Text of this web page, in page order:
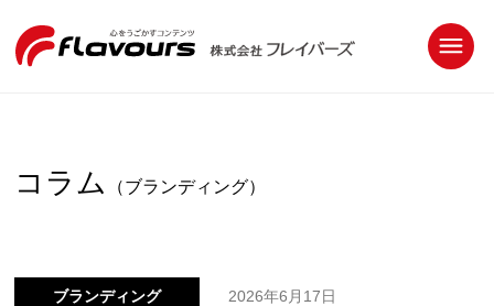
コラム （ブランディング）
ブランディング 2026年6月17日